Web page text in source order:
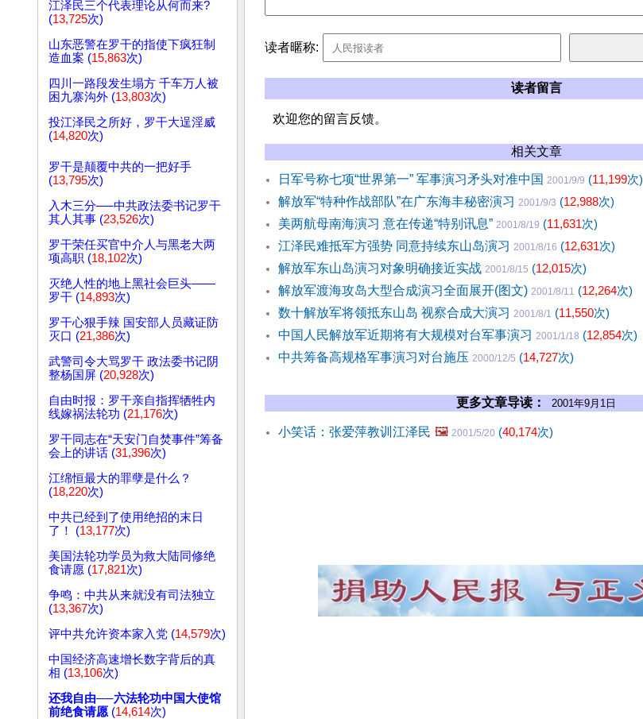
江泽民三个代表理论从何而来?
(13,725次)
山东恶警在罗干的指使下疯狂制
造血案 (15,863次)
四川一路段发生塌方 千车万人被
困九寨沟外 (13,803次)
投江泽民之所好，罗干大逞淫威
(14,820次)
罗干是颠覆中共的一把好手
(13,795次)
入木三分──中共政法委书记罗干
其人其事 (23,526次)
罗干荣任买官中介人与黑老大两
项高职 (18,102次)
灭绝人性的地上黑社会巨头——
罗干 (14,893次)
罗干心狠手辣 国安部人员藏证防
灭口 (21,386次)
武警司令大骂罗干 政法委书记阴
整杨国屏 (20,928次)
自由时报：罗干亲自指挥牺牲内
线嫁祸法轮功 (21,176次)
罗干同志在“天安门自焚事件”筹备
会上的讲话 (31,396次)
江绵恒最大的罪孽是什么？
(18,220次)
中共已经到了使用绝招的末日
了！ (13,177次)
美国法轮功学员为救大陆同修绝
食请愿 (17,821次)
争鸣：中共从来就没有司法独立
(13,367次)
评中共允许资本家入党 (14,579次)
中国经济高速增长数字背后的真
相 (13,106次)
还我自由──六法轮功中国大使馆
前绝食请愿 (14,614次)
读者暱称:
读者留言
欢迎您的留言反馈。
相关文章
日军号称七项“世界第一” 军事演习矛头对准中国 2001/9/9 (11,199次)
解放军“特种作战部队”在广东海丰秘密演习 2001/9/3 (12,988次)
美两航母南海演习 意在传递“特别讯息” 2001/8/19 (11,631次)
江泽民难抵军方强势 同意持续东山岛演习 2001/8/16 (12,631次)
解放军东山岛演习对象明确接近实战 2001/8/15 (12,015次)
解放军渡海攻岛大型合成演习全面展开(图文) 2001/8/11 (12,264次)
数十解放军将领抵东山岛 视察合成大演习 2001/8/1 (11,550次)
中国人民解放军近期将有大规模对台军事演习 2001/1/18 (12,854次)
中共筹备高规格军事演习对台施压 2000/12/5 (14,727次)
更多文章导读： 2001年9月1日
小笑话：张爱萍教训江泽民 🖼️ 2001/5/20 (40,174次)